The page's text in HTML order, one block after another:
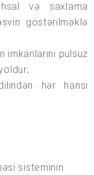
və saxlama
göstərilməklə
imkanlarını pulsuz
hər hansı
sisteminin